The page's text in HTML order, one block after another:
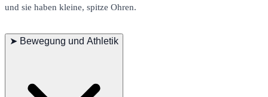
und sie haben kleine, spitze Ohren.
➤ Bewegung und Athletik